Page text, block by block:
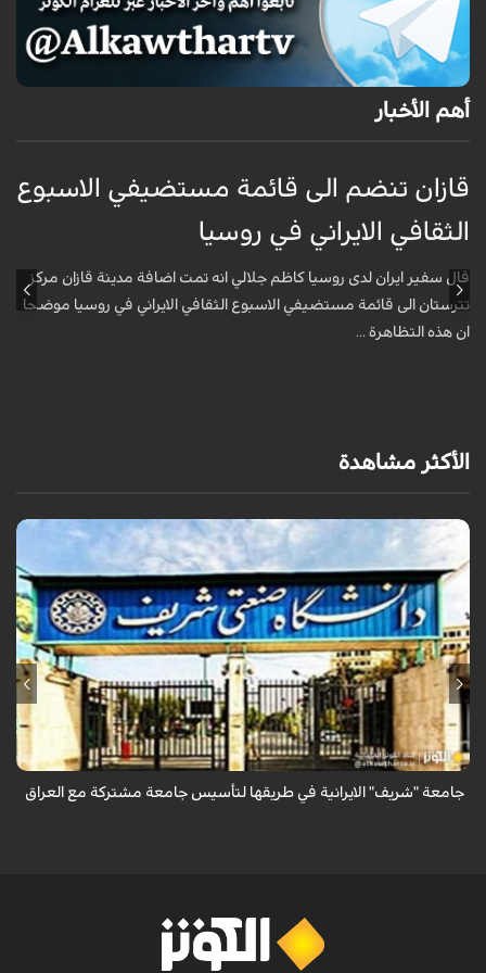
أهم الأخبار
قازان تنضم الى قائمة مستضيفي الاسبوع
الثقافي الايراني في روسيا
قال سفير ايران لدى روسيا كاظم جلالي انه تمت اضافة مدينة قازان مركز
تترستان الى قائمة مستضيفي الاسبوع الثقافي الايراني في روسيا موضحا
ان هذه التظاهرة ...
الأكثر مشاهدة
أعلن وزير العلوم الإيراني عن دراسة أكثر من 50 ألف طالب عراقي في الجامعات
الإيرانية، مشيراً إلى توقيع 180 مذكرة تفاهم علمي بين جامعات البلدين، وأن
جام...
جامعة "شريف" الايرانية في طريقها لتأسيس جامعة مشتركة مع العراق